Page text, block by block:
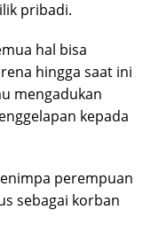
pribadi.
hal bisa
hingga saat ini
mengadukan
kepada
perempuan
sebagai korban